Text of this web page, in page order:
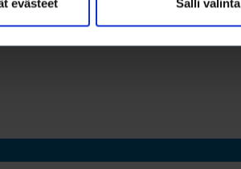
evästeet Salli valinta